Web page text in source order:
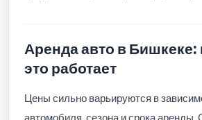
Аренда авто в Бишкеке:
это работает
Цены сильно варьируются в
автомобиля, сезона и срока аренды.